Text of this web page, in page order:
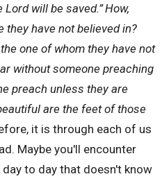
will be saved.”How,
they have not believed in?
one of whom they have not
without someone preaching
preach unless they are
are the feet of those
it is through each of us
Maybe you'll encounter
to day that doesn't know